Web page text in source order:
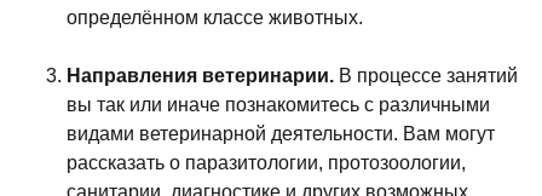
определённом классе животных.
Направления ветеринарии. В процессе занятий
вы так или иначе познакомитесь с различными
видами ветеринарной деятельности. Вам могут
рассказать о паразитологии, протозоологии,
санитарии, диагностике и других возможных